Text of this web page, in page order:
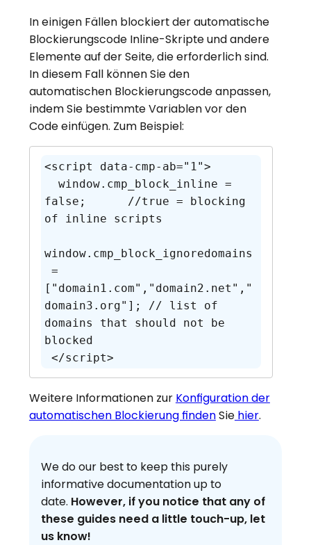
In einigen Fällen blockiert der automatische
Blockierungscode Inline-Skripte und andere
Elemente auf der Seite, die erforderlich sind.
In diesem Fall können Sie den
automatischen Blockierungscode anpassen,
indem Sie bestimmte Variablen vor den
Code einfügen. Zum Beispiel:
<script data-cmp-ab="1">
false;      //true = blocking
of inline scripts
window.cmp_block_ignoredomains
=
["domain1.com","domain2.net","
domain3.org"]; // list of
domains that should not be
blocked
</script>
Weitere Informationen zur Konfiguration der
automatischen Blockierung findenSiehier.
We do our best to keep this purely
informative documentation up to
date. However, if you notice that any of
these guides need a little touch-up, let
us know!